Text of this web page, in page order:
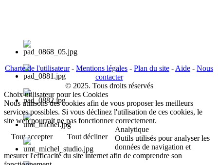
Charte de l'utilisateur- Mentions légales - Plan du site - Aide - Nous
contacter
© 2025. Tous droits réservés
Choix utilisateur pour les Cookies
Nous utilisons des cookies afin de vous proposer les meilleurs
services possibles. Si vous déclinez l'utilisation de ces cookies, le
site web pourrait ne pas fonctionner correctement.
Tout accepter
Tout décliner
Analytique
Outils utilisés pour analyser les
données de navigation et
mesurer l'efficacité du site internet afin de comprendre son